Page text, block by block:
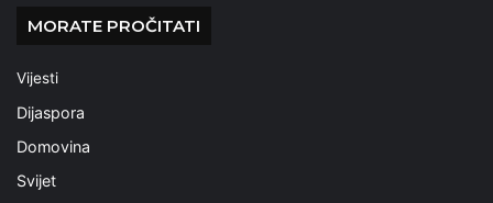
MORATE PROČITATI
Vijesti
Dijaspora
Domovina
Svijet